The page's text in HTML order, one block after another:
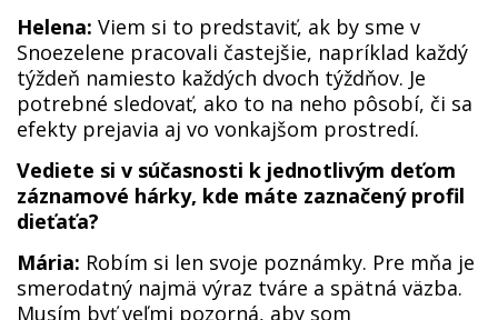
Helena: Viem si to predstaviť, ak by sme v
Snoezelene pracovali častejšie, napríklad každý
týždeň namiesto každých dvoch týždňov. Je
potrebné sledovať, ako to na neho pôsobí, či sa
efekty prejavia aj vo vonkajšom prostredí.
Vediete si v súčasnosti k jednotlivým deťom
záznamové hárky, kde máte zaznačený profil
dieťaťa?
Mária: Robím si len svoje poznámky. Pre mňa je
smerodatný najmä výraz tváre a spätná väzba.
Musím byť veľmi pozorná, aby som